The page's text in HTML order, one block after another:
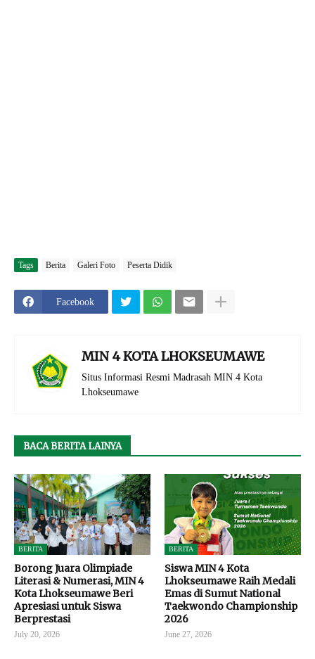
Tags Berita Galeri Foto Peserta Didik
Facebook
MIN 4 KOTA LHOKSEUMAWE
Situs Informasi Resmi Madrasah MIN 4 Kota
Lhokseumawe
BACA BERITA LAINYA
BERITA
Borong Juara Olimpiade
Literasi & Numerasi, MIN 4
Kota Lhokseumawe Beri
Apresiasi untuk Siswa
Berprestasi
July 20, 2026
BERITA
Siswa MIN 4 Kota
Lhokseumawe Raih Medali
Emas di Sumut National
Taekwondo Championship
2026
June 27, 2026